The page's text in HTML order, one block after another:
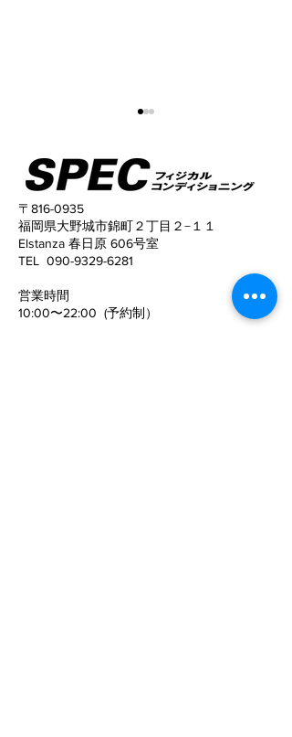
姿勢がこんなに変わる！
〒816-0935
福岡県大野城市錦町２丁目２−１１
Elstanza 春日原 606号室
TEL 090-9329-6281
​営業時間
10:00〜22:00 (予約制）